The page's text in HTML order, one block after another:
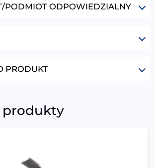
PODMIOT ODPOWIEDZIALNY
PRODUKT
produkty